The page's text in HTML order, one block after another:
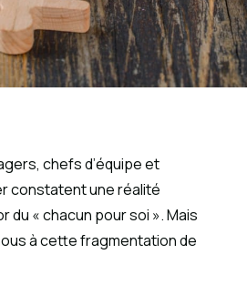
chefs d’équipe et
constatent une réalité
du « chacun pour soi ». Mais
à cette fragmentation de